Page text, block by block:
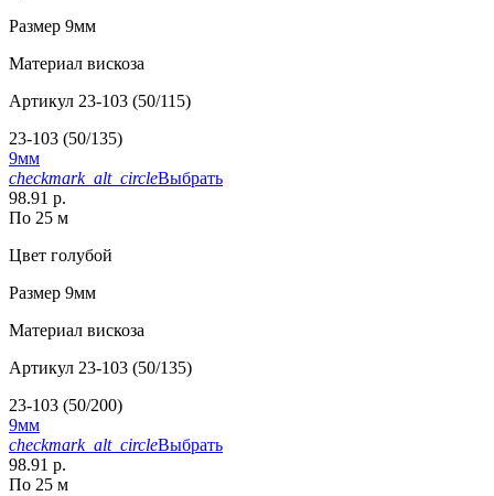
Размер 9мм
Материал вискоза
Артикул 23-103 (50/115)
23-103 (50/135)
9мм
checkmark_alt_circleВыбрать
98.91 р.
По 25 м
Цвет голубой
Размер 9мм
Материал вискоза
Артикул 23-103 (50/135)
23-103 (50/200)
9мм
checkmark_alt_circleВыбрать
98.91 р.
По 25 м